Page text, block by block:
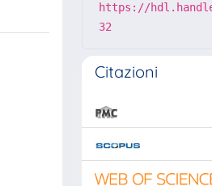
https://
32
Citazioni